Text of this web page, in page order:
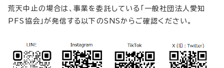
荒天中止の場合は、事業を委託している「一般社団法人愛知
PFS協会」が発信する以下のSNSからご確認ください。